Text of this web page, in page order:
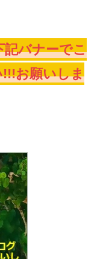
記バナーでこ
お願いしま